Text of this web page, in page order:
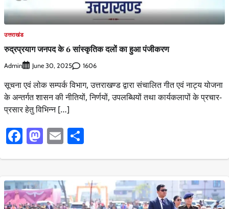
उत्तराखंड
रुद्रप्रयाग जनपद के 6 सांस्कृतिक दलों का हुआ पंजीकरण
Admin June 30, 2025 1606
सूचना एवं लोक सम्पर्क विभाग, उत्तराखण्ड द्वारा संचालित गीत एवं नाट्य योजना
के अन्तर्गत शासन की नीतियों, निर्णयों, उपलब्धियों तथा कार्यकलापों के प्रचार-
प्रसार हेतु विभिन्न […]
Facebook
Mastodon
Email